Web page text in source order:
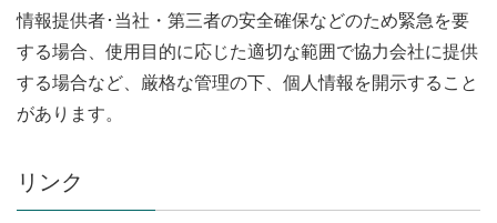
情報提供者･当社・第三者の安全確保などのため緊急を要
する場合、使用目的に応じた適切な範囲で協力会社に提供
する場合など、厳格な管理の下、個人情報を開示すること
があります。
リンク